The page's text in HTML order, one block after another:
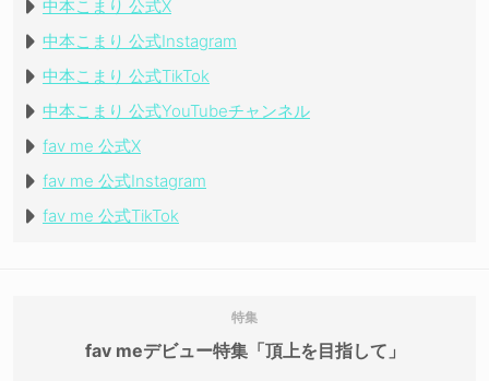
中本こまり 公式X
中本こまり 公式Instagram
中本こまり 公式TikTok
中本こまり 公式YouTubeチャンネル
fav me 公式X
fav me 公式Instagram
fav me 公式TikTok
fav meデビュー特集「頂上を目指して」